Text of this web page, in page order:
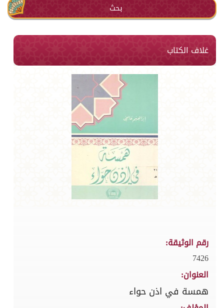
بحث
غلاف الكتاب
رقم الوثيقة:
7426
العنوان:
همسة في اذن حواء